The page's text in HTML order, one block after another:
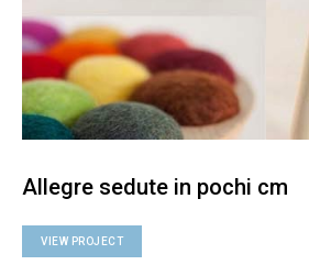
Allegre sedute in pochi cm
VIEW PROJECT